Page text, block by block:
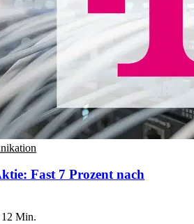
Fast 7 Prozent nach
Min.